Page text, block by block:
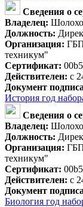
Сведения о
Владелец:
Должность:
Организация:
техникум"
Сертификат:
Действителен: с
Документ
История год
Сведения о
Владелец:
Должность:
Организация:
техникум"
Сертификат:
Действителен: с
Документ
Биология год